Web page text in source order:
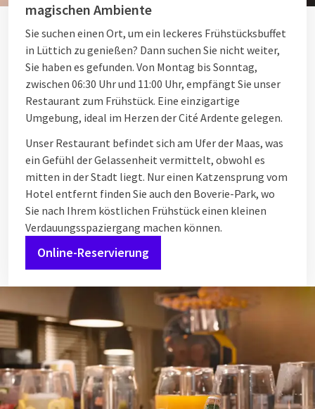
magischen Ambiente
Sie suchen einen Ort, um ein leckeres Frühstücksbuffet
in Lüttich zu genießen? Dann suchen Sie nicht weiter,
Sie haben es gefunden. Von Montag bis Sonntag,
zwischen 06:30 Uhr und 11:00 Uhr, empfängt Sie unser
Restaurant zum Frühstück. Eine einzigartige
Umgebung, ideal im Herzen der Cité Ardente gelegen.
Unser Restaurant befindet sich am Ufer der Maas, was
ein Gefühl der Gelassenheit vermittelt, obwohl es
mitten in der Stadt liegt. Nur einen Katzensprung vom
Hotel entfernt finden Sie auch den Boverie-Park, wo
Sie nach Ihrem köstlichen Frühstück einen kleinen
Verdauungsspaziergang machen können.
Online-Reservierung